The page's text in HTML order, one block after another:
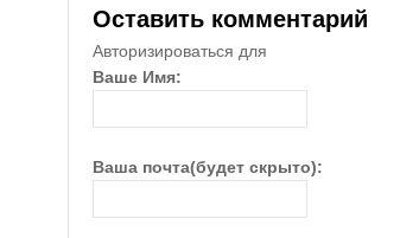
Оставить комментарий
Авторизироваться для
Ваше Имя:
Ваша почта(будет скрыто):